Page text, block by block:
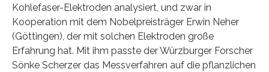
Kohlefaser-Elektroden analysiert, und zwar in
Kooperation mit dem Nobelpreisträger Erwin Neher
(Göttingen), der mit solchen Elektroden große
Erfahrung hat. Mit ihm passte der Würzburger Forscher
Sönke Scherzer das Messverfahren auf die pflanzlichen